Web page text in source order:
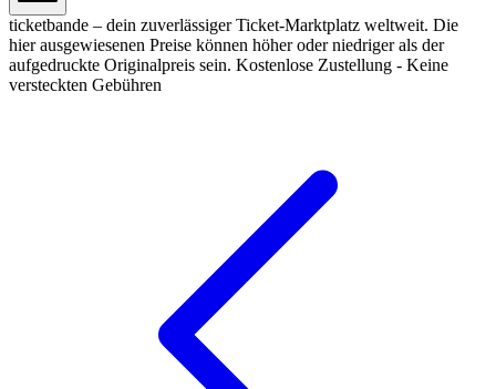
ticketbande – dein zuverlässiger Ticket-Marktplatz weltweit. Die
hier ausgewiesenen Preise können höher oder niedriger als der
aufgedruckte Originalpreis sein. Kostenlose Zustellung - Keine
versteckten Gebühren